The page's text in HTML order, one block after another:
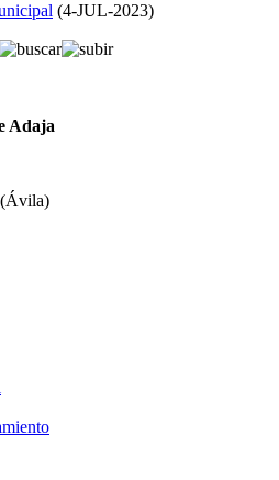
(4-JUL-2023)
Adaja
(Ávila)